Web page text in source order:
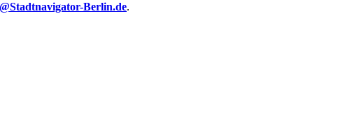
Berlin.de.